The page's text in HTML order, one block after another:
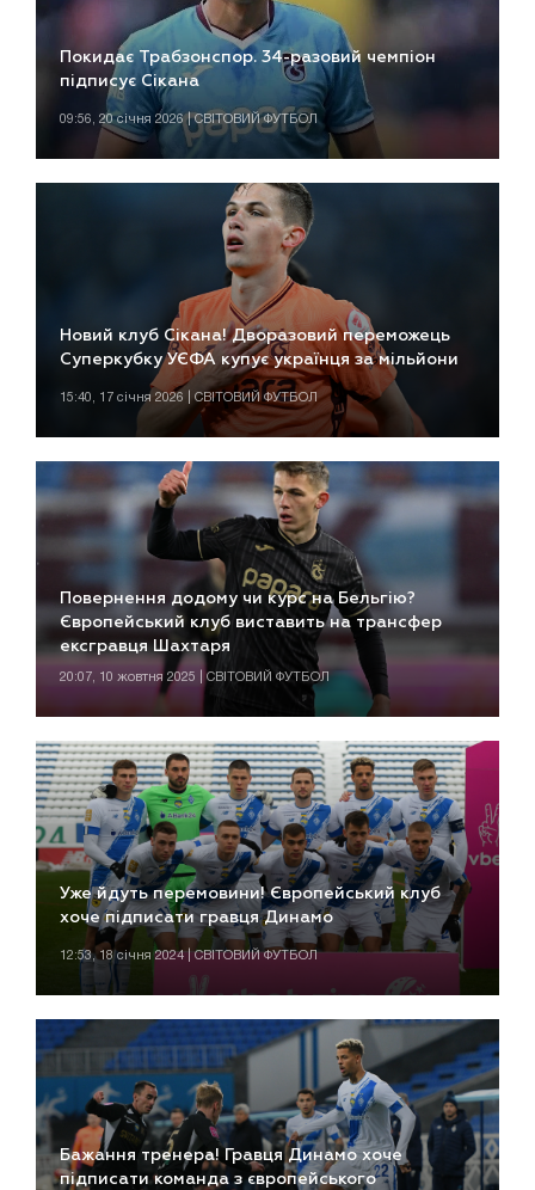
Покидає Трабзонспор. 34-разовий чемпіон
підписує Сікана
09:56, 20 січня 2026 | СВІТОВИЙ ФУТБОЛ
Новий клуб Сікана! Дворазовий переможець
Суперкубку УЄФА купує українця за мільйони
15:40, 17 січня 2026 | СВІТОВИЙ ФУТБОЛ
Повернення додому чи курс на Бельгію?
Європейський клуб виставить на трансфер
ексгравця Шахтаря
20:07, 10 жовтня 2025 | СВІТОВИЙ ФУТБОЛ
Уже йдуть перемовини! Європейський клуб
хоче підписати гравця Динамо
12:53, 18 січня 2024 | СВІТОВИЙ ФУТБОЛ
Бажання тренера! Гравця Динамо хоче
підписати команда з європейського